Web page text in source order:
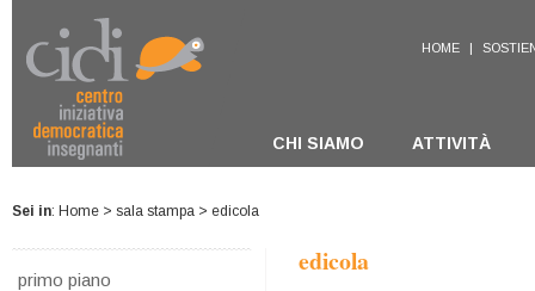
HOME |
CHI SIAMO ATTIVITÀ
Sei in: Home > sala stampa > edicola
primo piano
edicola